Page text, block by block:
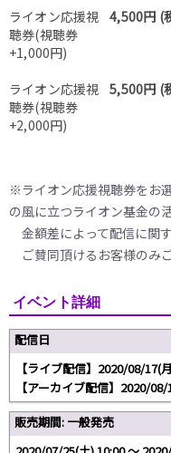
ライオン応援視
聴券(視聴券
+1,000円)
4,500円 (
ライオン応援視
聴券(視聴券
+2,000円)
5,500円 (
※ライオン応援視聴券をお
の風に立つライオン基金の
金額差によって配信に関
ご賛同頂けるお客様のみ
イベント詳細
配信日
【ライブ配信】2020/08/17(
【アーカイブ配信】2020/
販売期間: 一般発売